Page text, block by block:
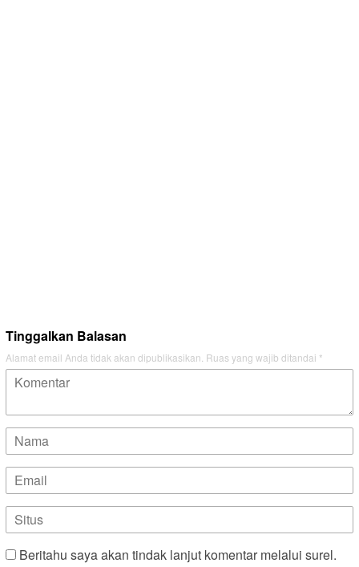
Tinggalkan Balasan
Alamat email Anda tidak akan dipublikasikan. Ruas yang wajib ditandai *
Beritahu saya akan tindak lanjut komentar melalui surel.